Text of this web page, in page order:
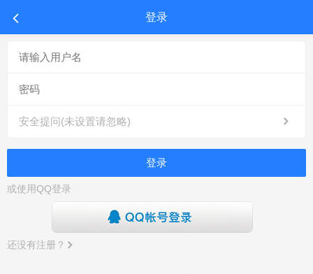
登录
安全提问(未设置请忽略)
登录
或使用QQ登录
还没有注册？